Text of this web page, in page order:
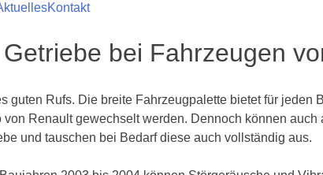
Kontakt
bei Fahrzeugen
guten Rufs. Die breite Fahrzeugpalette bietet für
Renault gewechselt werden. Dennoch können
und tauschen bei Bedarf diese auch vollständig aus.